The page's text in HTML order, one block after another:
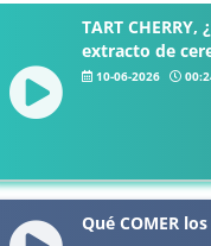
TART
extracto de
10-06-2026
Qué COMER